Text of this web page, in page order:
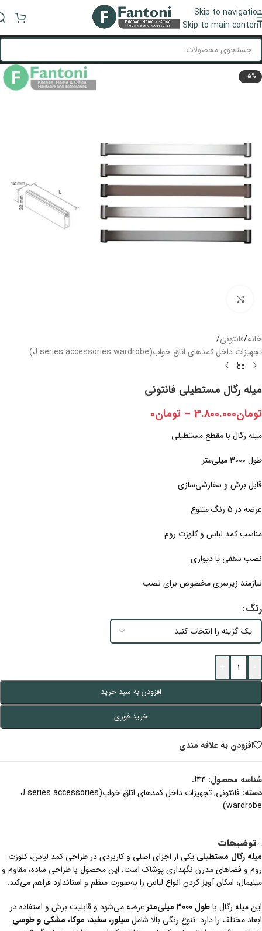
Skip to navigation
Skip to main content
منو
-5%
خانه/فانتونی/
تجهیزات داخل کمدهای اتاق خواب(J series accessories wardrobe)
میله رگال مستطیلی فانتونی
تومان3.800.000
– تومان0
میله رگال با مقطع مستطیلی
طول 3000 میلی‌متر
قابل برش و سفارشی‌سازی
عرضه در 5 رنگ متنوع
مناسب کمد لباس و کلوزت روم
نصب سقفی یا دیواری
نیازمند زیرسری مخصوص برای نصب
رنگ
افزودن به سبد خرید
خرید فوری
افزودن به علاقه مندی
شناسه محصول: J44
دسته: فانتونی,
تجهیزات داخل کمدهای اتاق خواب(J series accessories
wardrobe)
توضیحات
میله رگال مستطیلی یکی از اجزای اصلی و کاربردی در طراحی کمد لباس، کلوزت
روم و فضاهای مدرن نگهداری پوشاک است. این محصول با طراحی ساده، مقاوم و
مینیمال، امکان آویز کردن انواع لباس را به‌صورت منظم و استاندارد فراهم می‌کند.
این میله رگال باطول 3000 میلی‌متر
عرضه می‌شود و قابلیت برش و استفاده در
ابعاد مختلف را دارد. تنوع رنگی بالا شاملسیلور، سفید، موکا، مشکی و طوسی